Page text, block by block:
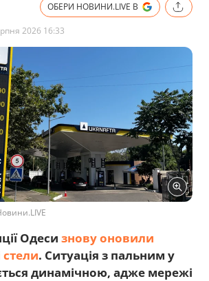
ОБЕРИ НОВИНИ.LIVE В
2026 16:33
Одеси знову оновили
стели. Ситуація з пальним у
динамічною, адже мережі